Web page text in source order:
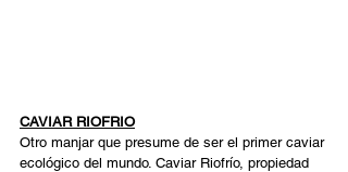
CAVIAR RIOFRIO
Otro manjar que presume de ser el primer caviar
ecológico del mundo. Caviar Riofrío, propiedad